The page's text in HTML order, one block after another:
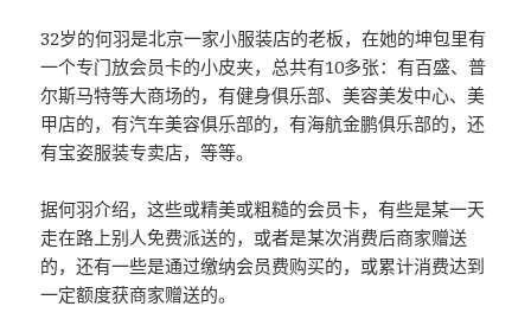
32岁的何羽是北京一家小服装店的老板，在她的坤包里有
一个专门放会员卡的小皮夹，总共有10多张：有百盛、普
尔斯马特等大商场的，有健身俱乐部、美容美发中心、美
甲店的，有汽车美容俱乐部的，有海航金鹏俱乐部的，还
有宝姿服装专卖店，等等。
据何羽介绍，这些或精美或粗糙的会员卡，有些是某一天
走在路上别人免费派送的，或者是某次消费后商家赠送
的，还有一些是通过缴纳会员费购买的，或累计消费达到
一定额度获商家赠送的。